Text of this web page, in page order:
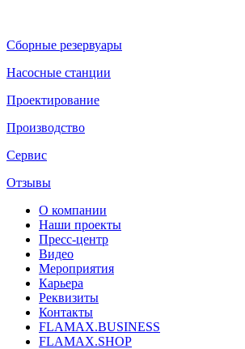
Сборные резервуары
Насосные станции
Проектирование
Производство
Сервис
Отзывы
О компании
Наши проекты
Пресс-центр
Видео
Мероприятия
Карьера
Реквизиты
Контакты
FLAMAX.BUSINESS
FLAMAX.SHOP